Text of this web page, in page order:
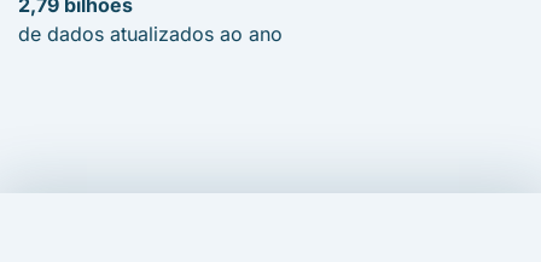
2,79 bilhões
de dados atualizados ao ano